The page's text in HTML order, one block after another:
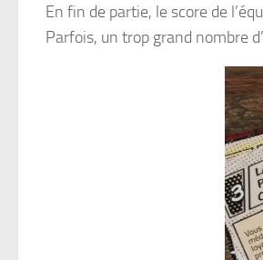
En fin de partie, le score de
Parfois, un trop grand nombre